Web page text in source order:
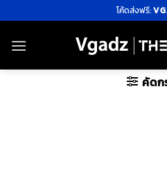
ไป
ยัง
โค้ดส่งฟรี:
คัดก